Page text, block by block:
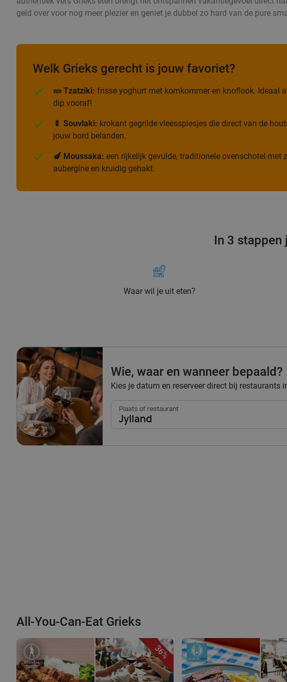
geld over voor nog meer plezier en geniet je dubbel zo hard van de pure
Welk Grieks gerecht is jouw favoriet?
🥒 Tzatziki: frisse yoghurt met komkommer en knoflook. Ideaal
dip vooraf!
🍢 Souvlaki: krokant gegrilde vleesspiesjes die direct van de
jouw bord belanden.
🍆 Moussaka: een rijkelijk gevulde, traditionele ovenschotel met
aubergine en kruidig gehakt.
In 3 stappen
Waar wil je uit eten?
Wie, waar en wanneer bepaald?
Kies je datum en reserveer direct bij restaurants
Plaats of restaurant
Jylland
All-You-Can-Eat Grieks
36%